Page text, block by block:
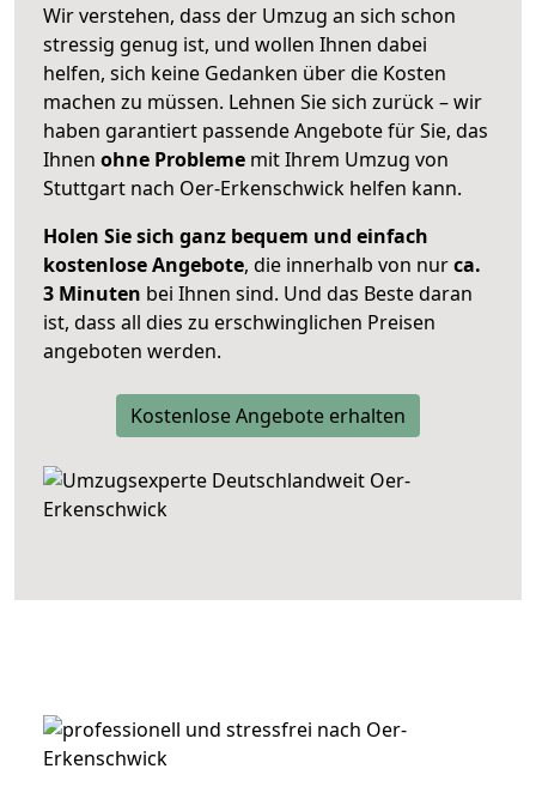
Wir verstehen, dass der Umzug an sich schon
stressig genug ist, und wollen Ihnen dabei
helfen, sich keine Gedanken über die Kosten
machen zu müssen. Lehnen Sie sich zurück – wir
haben garantiert passende Angebote für Sie, das
Ihnen ohne Probleme mit Ihrem Umzug von
Stuttgart nach Oer-Erkenschwick helfen kann.
Holen Sie sich ganz bequem und einfach
kostenlose Angebote, die innerhalb von nurca.
3 Minuten bei Ihnen sind. Und das Beste daran
ist, dass all dies zu erschwinglichen Preisen
angeboten werden.
Kostenlose Angebote erhalten